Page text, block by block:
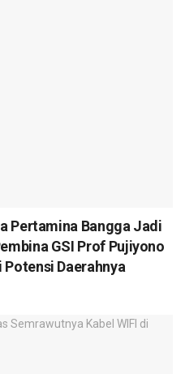
Pertamina Bangga Jadi
GSI Prof Pujiyono
Daerahnya